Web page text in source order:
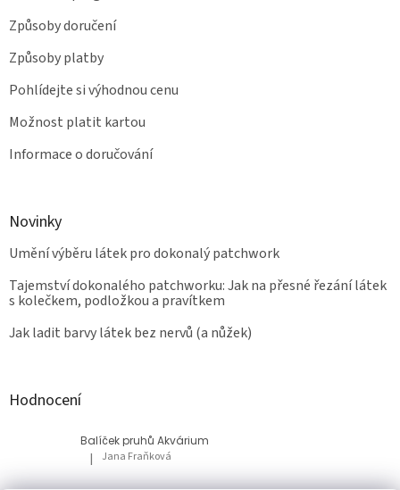
Způsoby doručení
Způsoby platby
Pohlídejte si výhodnou cenu
Možnost platit kartou
Informace o doručování
Novinky
Umění výběru látek pro dokonalý patchwork
Tajemství dokonalého patchworku: Jak na přesné řezání látek
s kolečkem, podložkou a pravítkem
Jak ladit barvy látek bez nervů (a nůžek)
Hodnocení
Balíček pruhů Akvárium
Hodnocení produktu je 5 z 5 hvězdiček.
| Jana Fraňková